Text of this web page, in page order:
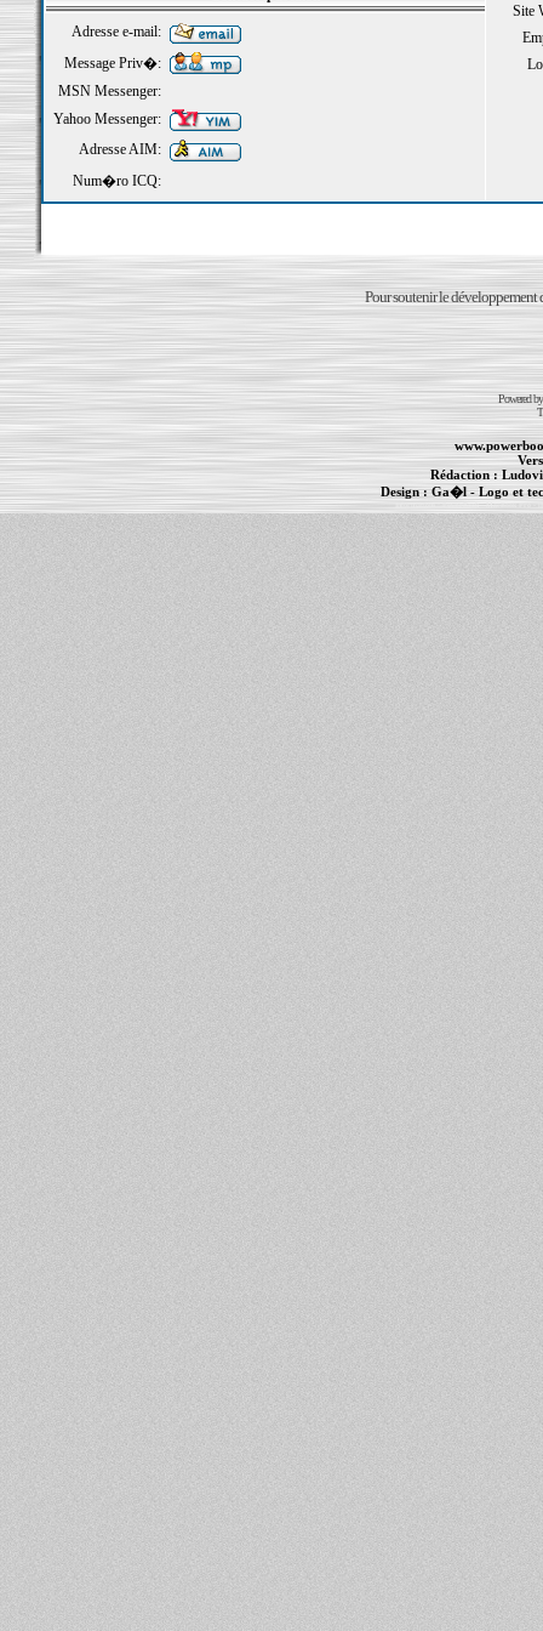
Site
Adresse e-mail:
Message Priv�:
MSN Messenger:
Yahoo Messenger:
Adresse AIM:
Num�ro ICQ:
Pour soutenir le développement
Powered
Rédaction :
Design :Ga�l - Logo et
PowerBook- MacBook Pro